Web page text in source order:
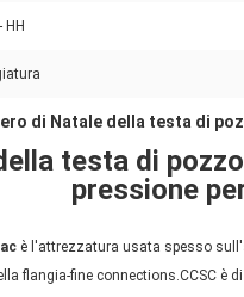
HH
di Natale della testa di
testa di
pressione
è l'attrezzatura usata spesso
flangia-fine connections.CCSC è